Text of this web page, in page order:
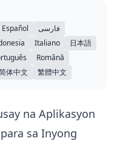
Español
فارسی
Italiano
日本語
Română
体中文 繁體中文
na Aplikasyon
sa Inyong